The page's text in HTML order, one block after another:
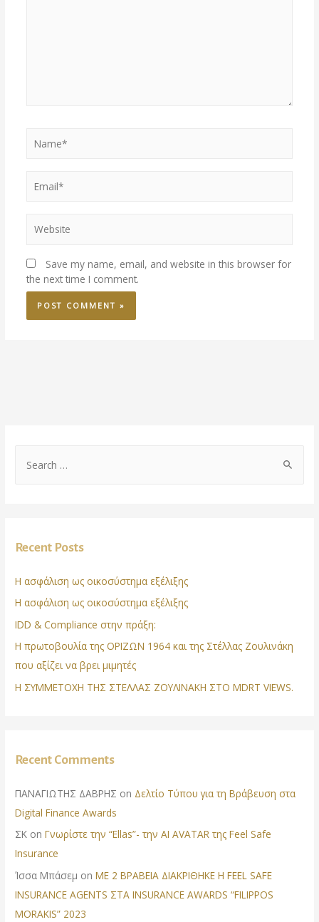
Save my name, email, and website in this browser for
the next time I comment.
Recent Posts
Η ασφάλιση ως οικοσύστημα εξέλιξης
Η ασφάλιση ως οικοσύστημα εξέλιξης
IDD & Compliance στην πράξη:
Η πρωτοβουλία της ΟΡΙΖΩΝ 1964 και της Στέλλας Ζουλινάκη
που αξίζει να βρει μιμητές
Η ΣΥΜΜΕΤΟΧΗ ΤΗΣ ΣΤΕΛΛΑΣ ΖΟΥΛΙΝΑΚΗ ΣΤΟ MDRT VIEWS.
Recent Comments
ΠΑΝΑΓΙΩΤΗΣ ΔΑΒΡΗΣ on Δελτίο Τύπου για τη Βράβευση στα
Digital Finance Awards
ΣΚ onΓνωρίστε την “Ellas”- την AI AVATAR της Feel Safe
Insurance
Ίσσα Μπάσεμ onΜΕ 2 ΒΡΑΒΕΙΑ ΔΙΑΚΡΙΘΗΚΕ Η FEEL SAFE
INSURANCE AGENTS ΣΤΑ INSURANCE AWARDS “FILIPPOS
MORAKIS” 2023